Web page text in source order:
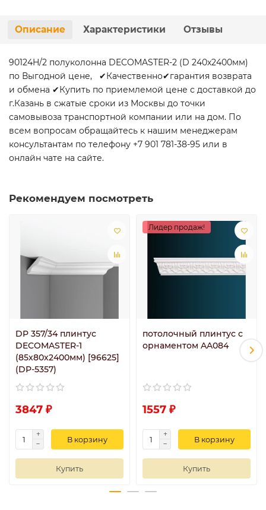
Описание Характеристики Отзывы
90124H/2 полуколонна DECOMASTER-2 (D 240х2400мм)
по Выгодной цене, ✔Качественно✔гарантия возврата
и обмена ✔Купить по приемлемой цене с доставкой до
г.Казань в сжатые сроки из Москвы до точки
самовывоза транспортной компании или на дом. По
всем вопросам обращайтесь к нашим менеджерам
консультантам по телефону +7 901 781-38-95 или в
онлайн чате на сайте.
Рекомендуем посмотреть
DP 357/34 плинтус
DECOMASTER-1
(85х80х2400мм) [96625]
(DP-5357)
3847 ₽
В корзину
Купить
Лидер продаж!
потолочный плинтус с
орнаментом AA084
1557 ₽
В корзину
Купить